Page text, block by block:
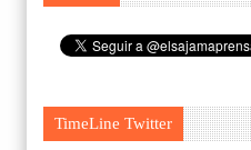
TimeLine Twitter